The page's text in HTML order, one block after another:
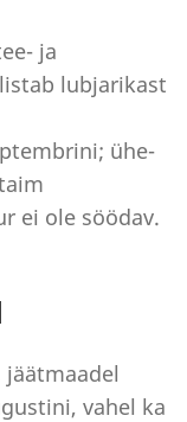
ja
lubjarikast
ühe-
ei ole söödav.
jäätmaadel
vahel ka